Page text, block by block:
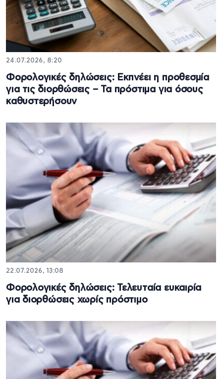
24.07.2026, 8:20
Φορολογικές δηλώσεις: Εκπνέει η προθεσμία
για τις διορθώσεις – Τα πρόστιμα για όσους
καθυστερήσουν
22.07.2026, 13:08
Φορολογικές δηλώσεις: Τελευταία ευκαιρία
για διορθώσεις χωρίς πρόστιμο